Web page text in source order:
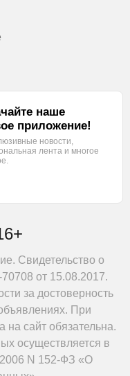
Свидетельство о
от 15.08.2017.
за достоверность
При
на сайт обязательна.
осуществляется в
N 152-ФЗ «О
наше
приложение!
новости,
лента и многое